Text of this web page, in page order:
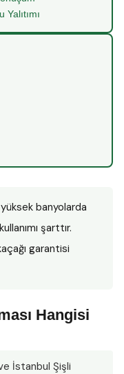
Yalıtımı
banyolarda
kullanımı şarttır.
garantisi
Hangisi
İstanbul Şişli